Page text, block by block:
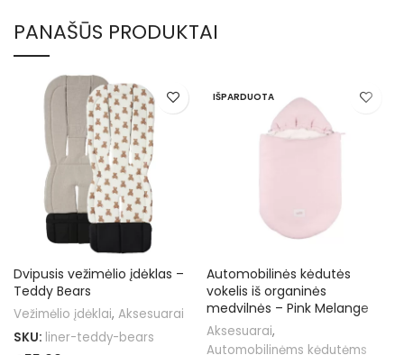
PANAŠŪS PRODUKTAI
Dvipusis vežimėlio įdėklas –
Teddy Bears
Vežimėlio įdėklai, Aksesuarai
SKU: liner-teddy-bears
IŠPARDUOTA
Automobilinės kėdutės
vokelis iš organinės
medvilnės – Pink Melange
Aksesuarai,
Automobilinėms kėdutėms